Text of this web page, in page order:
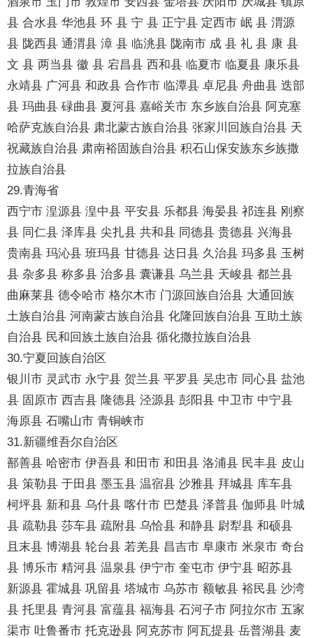
县 合水县 华池县 环 县 宁 县 正宁县 定西市 岷 县 渭源
县 陇西县 通渭县 漳 县 临洮县 陇南市 成 县 礼 县 康 县
文 县 两当县 徽 县 宕昌县 西和县 临夏市 临夏县 康乐县
永靖县 广河县 和政县 合作市 临潭县 卓尼县 舟曲县 迭部
县 玛曲县 碌曲县 夏河县 嘉峪关市 东乡族自治县 阿克塞
哈萨克族自治县 肃北蒙古族自治县 张家川回族自治县 天
祝藏族自治县 肃南裕固族自治县 积石山保安族东乡族撒
拉族自治县
29.青海省
西宁市 湟源县 湟中县 平安县 乐都县 海晏县 祁连县 刚察
县 同仁县 泽库县 尖扎县 共和县 同德县 贵德县 兴海县
贵南县 玛沁县 班玛县 甘德县 达日县 久治县 玛多县 玉树
县 杂多县 称多县 治多县 囊谦县 乌兰县 天峻县 都兰县
曲麻莱县 德令哈市 格尔木市 门源回族自治县 大通回族
土族自治县 河南蒙古族自治县 化隆回族自治县 互助土族
自治县 民和回族土族自治县 循化撒拉族自治县
30.宁夏回族自治区
银川市 灵武市 永宁县 贺兰县 平罗县 吴忠市 同心县 盐池
县 固原市 西吉县 隆德县 泾源县 彭阳县 中卫市 中宁县
海原县 石嘴山市 青铜峡市
31.新疆维吾尔自治区
鄯善县 哈密市 伊吾县 和田市 和田县 洛浦县 民丰县 皮山
县 策勒县 于田县 墨玉县 温宿县 沙雅县 拜城县 库车县
柯坪县 新和县 乌什县 喀什市 巴楚县 泽普县 伽师县 叶城
县 疏勒县 莎车县 疏附县 乌恰县 和静县 尉犁县 和硕县
且末县 博湖县 轮台县 若羌县 昌吉市 阜康市 米泉市 奇台
县 博乐市 精河县 温泉县 伊宁市 奎屯市 伊宁县 昭苏县
新源县 霍城县 巩留县 塔城市 乌苏市 额敏县 裕民县 沙湾
县 托里县 青河县 富蕴县 福海县 石河子市 阿拉尔市 五家
渠市 吐鲁番市 托克逊县 阿克苏市 阿瓦提县 岳普湖县 麦